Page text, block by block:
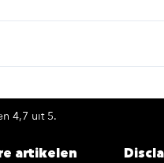
4,7 uit 5.
artikelen